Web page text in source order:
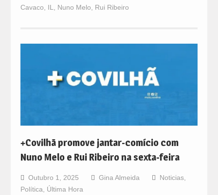
Cavaco
IL Nuno Melo Rui Ribeiro
+Covilhã promove jantar-comício com
Nuno Melo e Rui Ribeiro na sexta-feira
Outubro 1, 2025 Gina Almeida Noticias,
Política, Última Hora